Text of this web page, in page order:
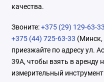
качества.
Звоните:+375 (29) 129-63-33
+375 (44) 725-63-33 (Минск,
приезжайте по адресу ул.
39А, чтобы взять в аренду
измерительный